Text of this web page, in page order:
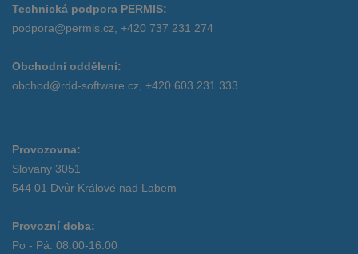
Technická podpora PERMIS:
podpora@permis.cz, +420 737 231 274
Obchodní oddělení:
obchod@rdd-software.cz, +420 603 231 333
Provozovna:
Slovany 3051
544 01 Dvůr Králové nad Labem
Provozní doba:
Po - Pá: 08:00-16:00